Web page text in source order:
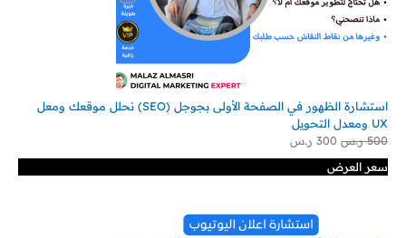
استشارة الظهور في الصفحة الأولى بجوجل (SEO) نحلل موقعك ومعل
UX ومعدل التحويل
500 ر.س 300 ر.س
سعر العرض